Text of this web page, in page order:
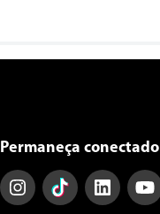
Permaneça conectado